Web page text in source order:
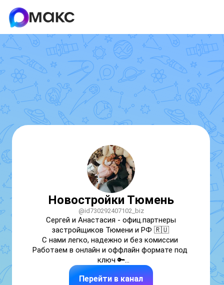
Новостройки Тюмень
@id730292407102_biz
Сергей и Анастасия - офиц.партнеры
застройщиков Тюмени и РФ 🇷🇺
С нами легко, надежно и без комиссии
Работаем в онлайн и оффлайн формате под
ключ 🔑
Все обзоры ЖК и самые горячие
предложения 👇
Перейти в канал